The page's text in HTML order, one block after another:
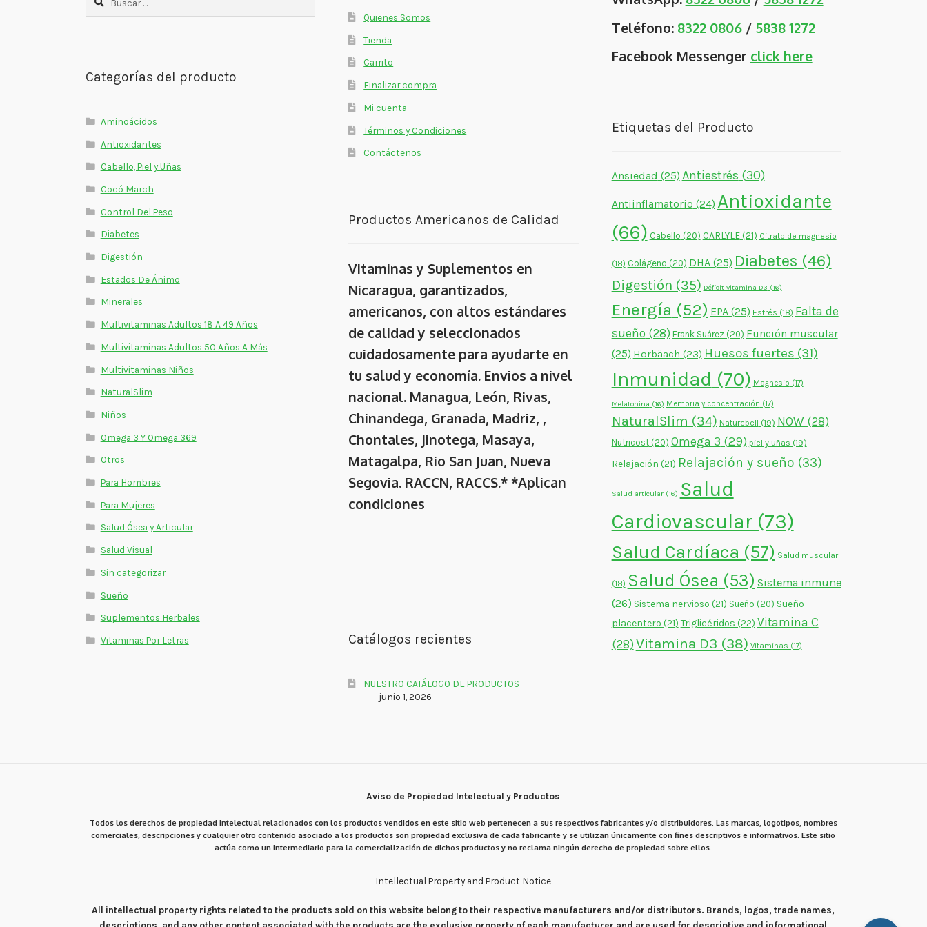
Categorías del producto
Aminoácidos
Antioxidantes
Cabello, Piel y Uñas
Cocó March
Control Del Peso
Diabetes
Digestión
Estados De Ánimo
Minerales
Multivitaminas Adultos 18 A 49 Años
Multivitaminas Adultos 50 Años A Más
Multivitaminas Niños
NaturalSlim
Niños
Omega 3 Y Omega 369
Otros
Para Hombres
Para Mujeres
Salud Ósea y Articular
Salud Visual
Sin categorizar
Sueño
Suplementos Herbales
Vitaminas Por Letras
Quienes Somos
Tienda
Carrito
Finalizar compra
Mi cuenta
Términos y Condiciones
Contáctenos
Productos Americanos de Calidad
Vitaminas y Suplementos en
Nicaragua, garantizados,
americanos, con altos estándares
de calidad y seleccionados
cuidadosamente para ayudarte en
tu salud y economía. Envios a nivel
nacional. Managua, León, Rivas,
Chinandega, Granada, Madriz, ,
Chontales, Jinotega, Masaya,
Matagalpa, Rio San Juan, Nueva
Segovia. RACCN, RACCS.* *Aplican
condiciones
Catálogos recientes
NUESTRO CATÁLOGO DE PRODUCTOS
junio 1, 2026
Teléfono: 8322 0806/ 5838 1272
Facebook Messenger click here
Etiquetas del Producto
Ansiedad (25) Antiestrés (30)
Antiinflamatorio (24) Antioxidante
(66) Cabello (20) CARLYLE(21) Citrato de magnesio
(18) Colágeno (20) DHA(25) Diabetes (46)
Digestión (35) Déficit vitamina D3 (16)
Energía (52) EPA(25) Estrés (18) Falta de
sueño (28) Frank Suárez (20) Función muscular
(25) Horbäach (23) Huesos fuertes (31)
Inmunidad (70) Magnesio (17)
Melatonina (16) Memoria y concentración (17)
NaturalSlim (34) Naturebell (19) NOW (28)
Nutricost(20) Omega 3 (29) piel y uñas (19)
Relajación (21) Relajación y sueño (33)
Salud articular(16) Salud
Cardiovascular(73)
Salud Cardíaca (57) Salud muscular
(18) Salud Ósea (53) Sistema inmune
(26) Sistema nervioso (21) Sueño (20) Sueño
placentero (21) Triglicéridos (22) Vitamina C
(28) Vitamina D3 (38) Vitaminas (17)
Aviso de Propiedad Intelectual y Productos
Todos los derechos de propiedad intelectual relacionados con los productos vendidos en este sitio web pertenecen a sus respectivos fabricantes y/o distribuidores. Las marcas, logotipos, nombres
comerciales, descripciones y cualquier otro contenido asociado a los productos son propiedad exclusiva de cada fabricante y se utilizan únicamente con fines descriptivos e informativos. Este sitio
actúa como un intermediario para la comercialización de dichos productos y no reclama ningún derecho de propiedad sobre ellos.
Intellectual Property and Product Notice
All intellectual property rights related to the products sold on this website belong to their respective manufacturers and/or distributors. Brands, logos, trade names,
descriptions, and any other content associated with the products are the exclusive property of each manufacturer and are used for descriptive and informational